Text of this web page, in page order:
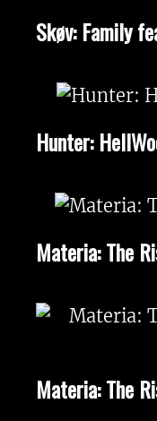
Skøv: Family
Hunter:
Materia: The
Materia: The